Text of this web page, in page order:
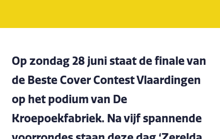
Op zondag 28 juni staat de finale van
de Beste Cover Contest Vlaardingen
op het podium van De
Kroepoekfabriek. Na vijf spannende